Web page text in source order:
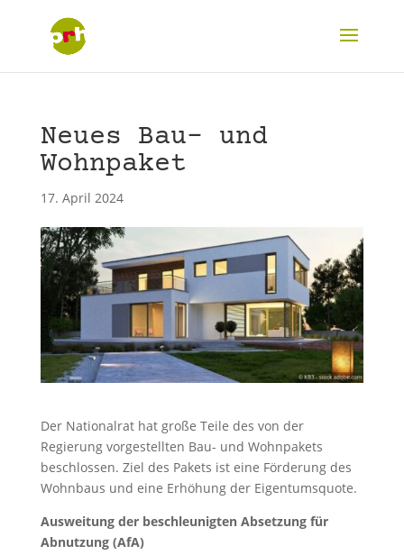
Neues Bau- und
Wohnpaket
17. April 2024
Der Nationalrat hat große Teile des von der
Regierung vorgestellten Bau- und Wohnpakets
beschlossen. Ziel des Pakets ist eine Förderung des
Wohnbaus und eine Erhöhung der Eigentumsquote.
Ausweitung der beschleunigten Absetzung für
Abnutzung (AfA)